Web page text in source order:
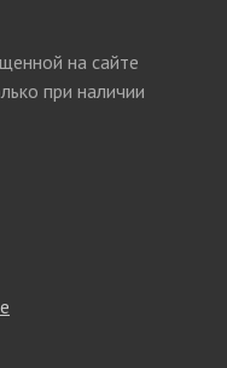
на сайте
при наличии